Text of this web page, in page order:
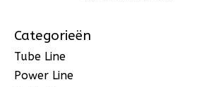
Categorieën
Tube Line
Power Line